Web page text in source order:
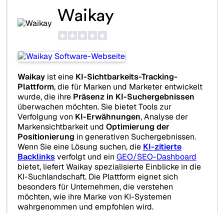
Waikay
Waikayist eine KI-Sichtbarkeits-Tracking-
Plattform, die für Marken und Marketer entwickelt
wurde, die ihre Präsenz in KI-Suchergebnissen
überwachen möchten. Sie bietet Tools zur
Verfolgung von KI-Erwähnungen, Analyse der
Markensichtbarkeit und Optimierung der
Positionierung in generativen Suchergebnissen.
Wenn Sie eine Lösung suchen, die KI-zitierte
Backlinksverfolgt und ein GEO/SEO-Dashboard
bietet, liefert Waikay spezialisierte Einblicke in die
KI-Suchlandschaft. Die Plattform eignet sich
besonders für Unternehmen, die verstehen
möchten, wie ihre Marke von KI-Systemen
wahrgenommen und empfohlen wird.